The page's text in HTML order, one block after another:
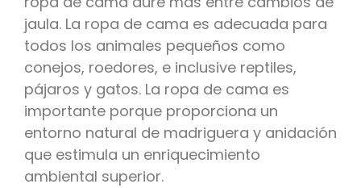
jaula. La ropa de cama es adecuada para
todos los animales pequeños como
conejos, roedores, e inclusive reptiles,
pájaros y gatos. La ropa de cama es
importante porque proporciona un
entorno natural de madriguera y anidación
que estimula un enriquecimiento
ambiental superior.